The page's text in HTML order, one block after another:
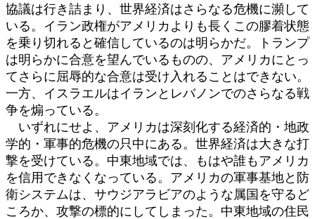
協議は行き詰まり、世界経済はさらなる危機に瀕して
いる。イラン政権がアメリカよりも長くこの膠着状態
を乗り切れると確信しているのは明らかだ。トランプ
は明らかに合意を望んでいるものの、アメリカにとっ
てさらに屈辱的な合意は受け入れることはできない。
一方、イスラエルはイランとレバノンでのさらなる戦
争を煽っている。
いずれにせよ、アメリカは深刻化する経済的・地政
学的・軍事的危機の只中にある。世界経済は大きな打
撃を受けている。中東地域では、もはや誰もアメリカ
を信用できなくなっている。アメリカの軍事基地と防
衛システムは、サウジアラビアのような属国を守るど
ころか、攻撃の標的にしてしまった。中東地域の住民